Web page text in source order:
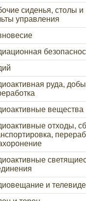
сиденья, столы и
управления
руда,
вещества
отходы,
и